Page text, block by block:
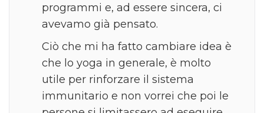
programmi e, ad essere sincera, ci
avevamo già pensato.
Ciò che mi ha fatto cambiare idea è
che lo yoga in generale, è molto
utile per rinforzare il sistema
immunitario e non vorrei che poi le